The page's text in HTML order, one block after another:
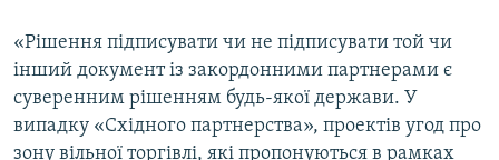
«Рішення підписувати чи не підписувати той чи
інший документ із закордонними партнерами є
суверенним рішенням будь-якої держави. У
випадку «Східного партнерства», проектів угод про
зону вільної торгівлі, які пропонуються в рамках